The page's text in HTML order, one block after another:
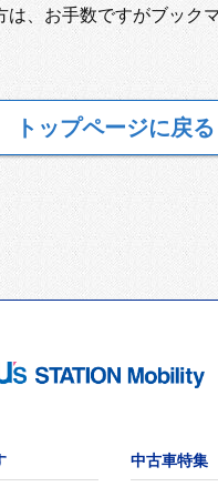
、お手数ですがブック
トップページに戻る
中古車特集